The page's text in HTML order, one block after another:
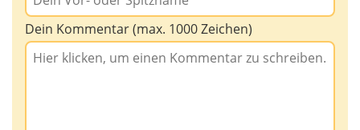
Dein Kommentar (max. 1000 Zeichen)